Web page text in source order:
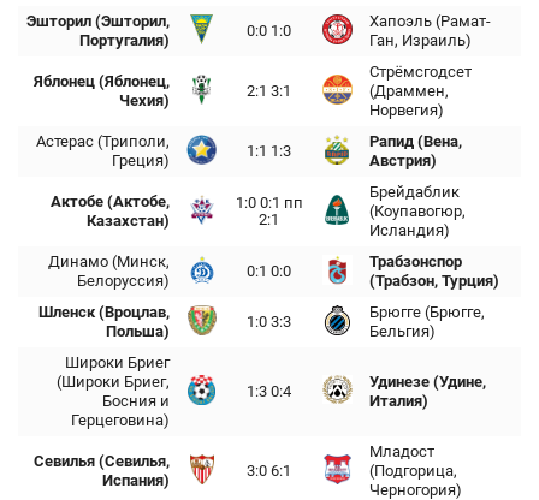
Эшторил (Эшторил,
Португалия)
0:0 1:0
Хапоэль (Рамат-
Ган, Израиль)
Яблонец (Яблонец,
Чехия)
2:1 3:1
Стрёмсгодсет
(Драммен,
Норвегия)
Астерас (Триполи,
Греция)
1:1 1:3
Рапид (Вена,
Австрия)
Актобе (Актобе,
Казахстан)
1:0 0:1 пп
2:1
Брейдаблик
(Коупавогюр,
Исландия)
Динамо (Минск,
Белоруссия)
0:1 0:0
Трабзонспор
(Трабзон, Турция)
Шленск (Вроцлав,
Польша)
1:0 3:3
Брюгге (Брюгге,
Бельгия)
Широки Бриег
(Широки Бриег,
Босния и
Герцеговина)
1:3 0:4
Удинезе (Удине,
Италия)
Севилья (Севилья,
Испания)
3:0 6:1
Младост
(Подгорица,
Черногория)